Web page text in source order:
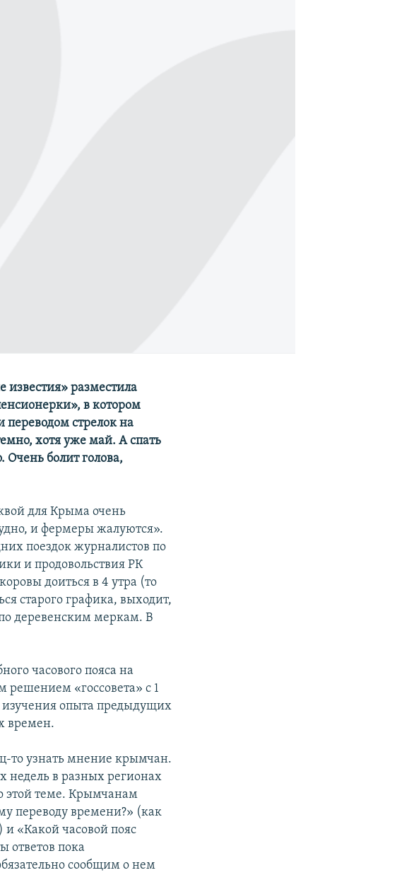
известия» разместила
в котором
стрелок на
хотя уже май. А спать
Очень болит голова,
для Крыма очень
и фермеры жалуются».
поездок журналистов по
и продовольствия РК
доиться в 4 утра (то
старого графика, выходит,
деревенским меркам. В
часового пояса на
решением «госсовета» с 1
изучения опыта предыдущих
времен.
то узнать мнение крымчан.
недель в разных регионах
этой теме. Крымчанам
переводу времени?» (как
и «Какой часовой пояс
ответов пока
сообщим о нем